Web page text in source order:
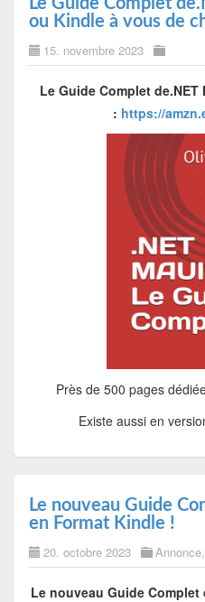
Le Guide Complet
ou Kindle à vous de
15. novembre 2023
Le Guide Complet de.NET
: https://
Près de 500 pages
Existe aussi en
Le nouveau Guide
en Format Kindle !
20. octobre 2023 Annonce,
Le nouveau Guide Complet